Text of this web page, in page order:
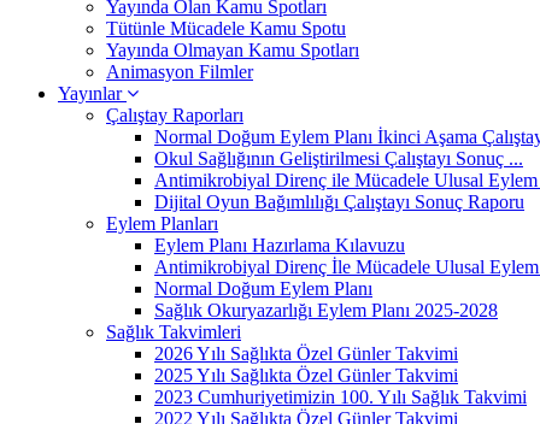
Yayında Olan Kamu Spotları
Tütünle Mücadele Kamu Spotu
Yayında Olmayan Kamu Spotları
Animasyon Filmler
Yayınlar
Çalıştay Raporları
Normal Doğum Eylem Planı İkinci Aşama
Okul Sağlığının Geliştirilmesi Çalıştayı Sonuç ...
Antimikrobiyal Direnç ile Mücadele Ulusal Eylem
Dijital Oyun Bağımlılığı Çalıştayı Sonuç Raporu
Eylem Planları
Eylem Planı Hazırlama Kılavuzu
Antimikrobiyal Direnç İle Mücadele Ulusal
Normal Doğum Eylem Planı
Sağlık Okuryazarlığı Eylem Planı 2025-2028
Sağlık Takvimleri
2026 Yılı Sağlıkta Özel Günler Takvimi
2025 Yılı Sağlıkta Özel Günler Takvimi
2023 Cumhuriyetimizin 100. Yılı Sağlık Takvimi
2022 Yılı Sağlıkta Özel Günler Takvimi